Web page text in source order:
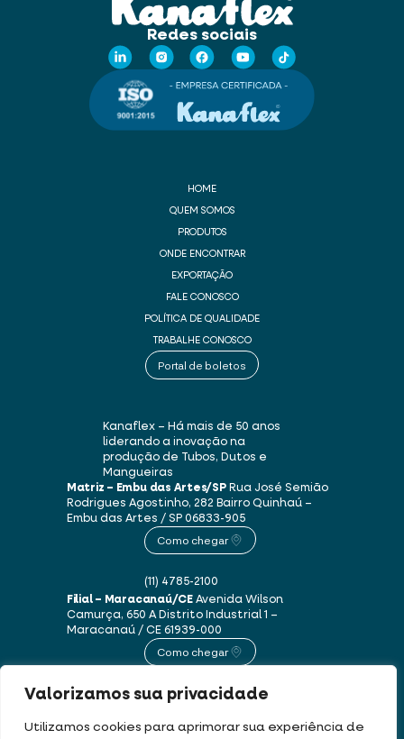
Valorizamos sua privacidade
Utilizamos cookies para aprimorar sua experiência de
Redes sociais
HOME
QUEM SOMOS
PRODUTOS
ONDE ENCONTRAR
EXPORTAÇÃO
FALE CONOSCO
POLÍTICA DE QUALIDADE
TRABALHE CONOSCO
Portal de boletos
Kanaflex – Há mais de 50 anos
liderando a inovação na
produção de Tubos, Dutos e
Mangueiras
Matriz – Embu das Artes/SPRua José Semião
Rodrigues Agostinho, 282 Bairro Quinhaú –
Embu das Artes / SP06833-905
Como chegar
(11) 4785-2100
Filial – Maracanaú/CEAvenida Wilson
Camurça, 650 ADistrito Industrial 1 –
Maracanaú / CE61939-000
Como chegar
(85) 3250-1235